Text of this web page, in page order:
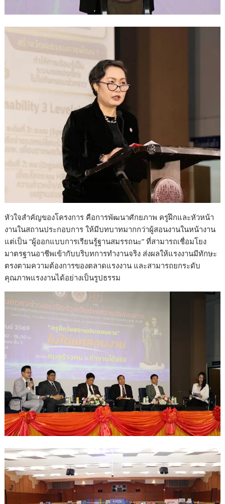
หัวใจสำคัญของโครงการ คือการพัฒนาศักยภาพ ครูฝึกและหัวหน้า
งานในสถานประกอบการ ให้มีบทบาทมากกว่าผู้สอนงานในหน้างาน
แต่เป็น “ผู้ออกแบบการเรียนรู้ฐานสมรรถนะ” ที่สามารถเชื่อมโยง
มาตรฐานอาชีพเข้ากับบริบทการทำงานจริง ส่งผลให้แรงงานมีทักษะ
ตรงตามความต้องการของตลาดแรงงาน และสามารถยกระดับ
คุณภาพแรงงานได้อย่างเป็นรูปธรรม